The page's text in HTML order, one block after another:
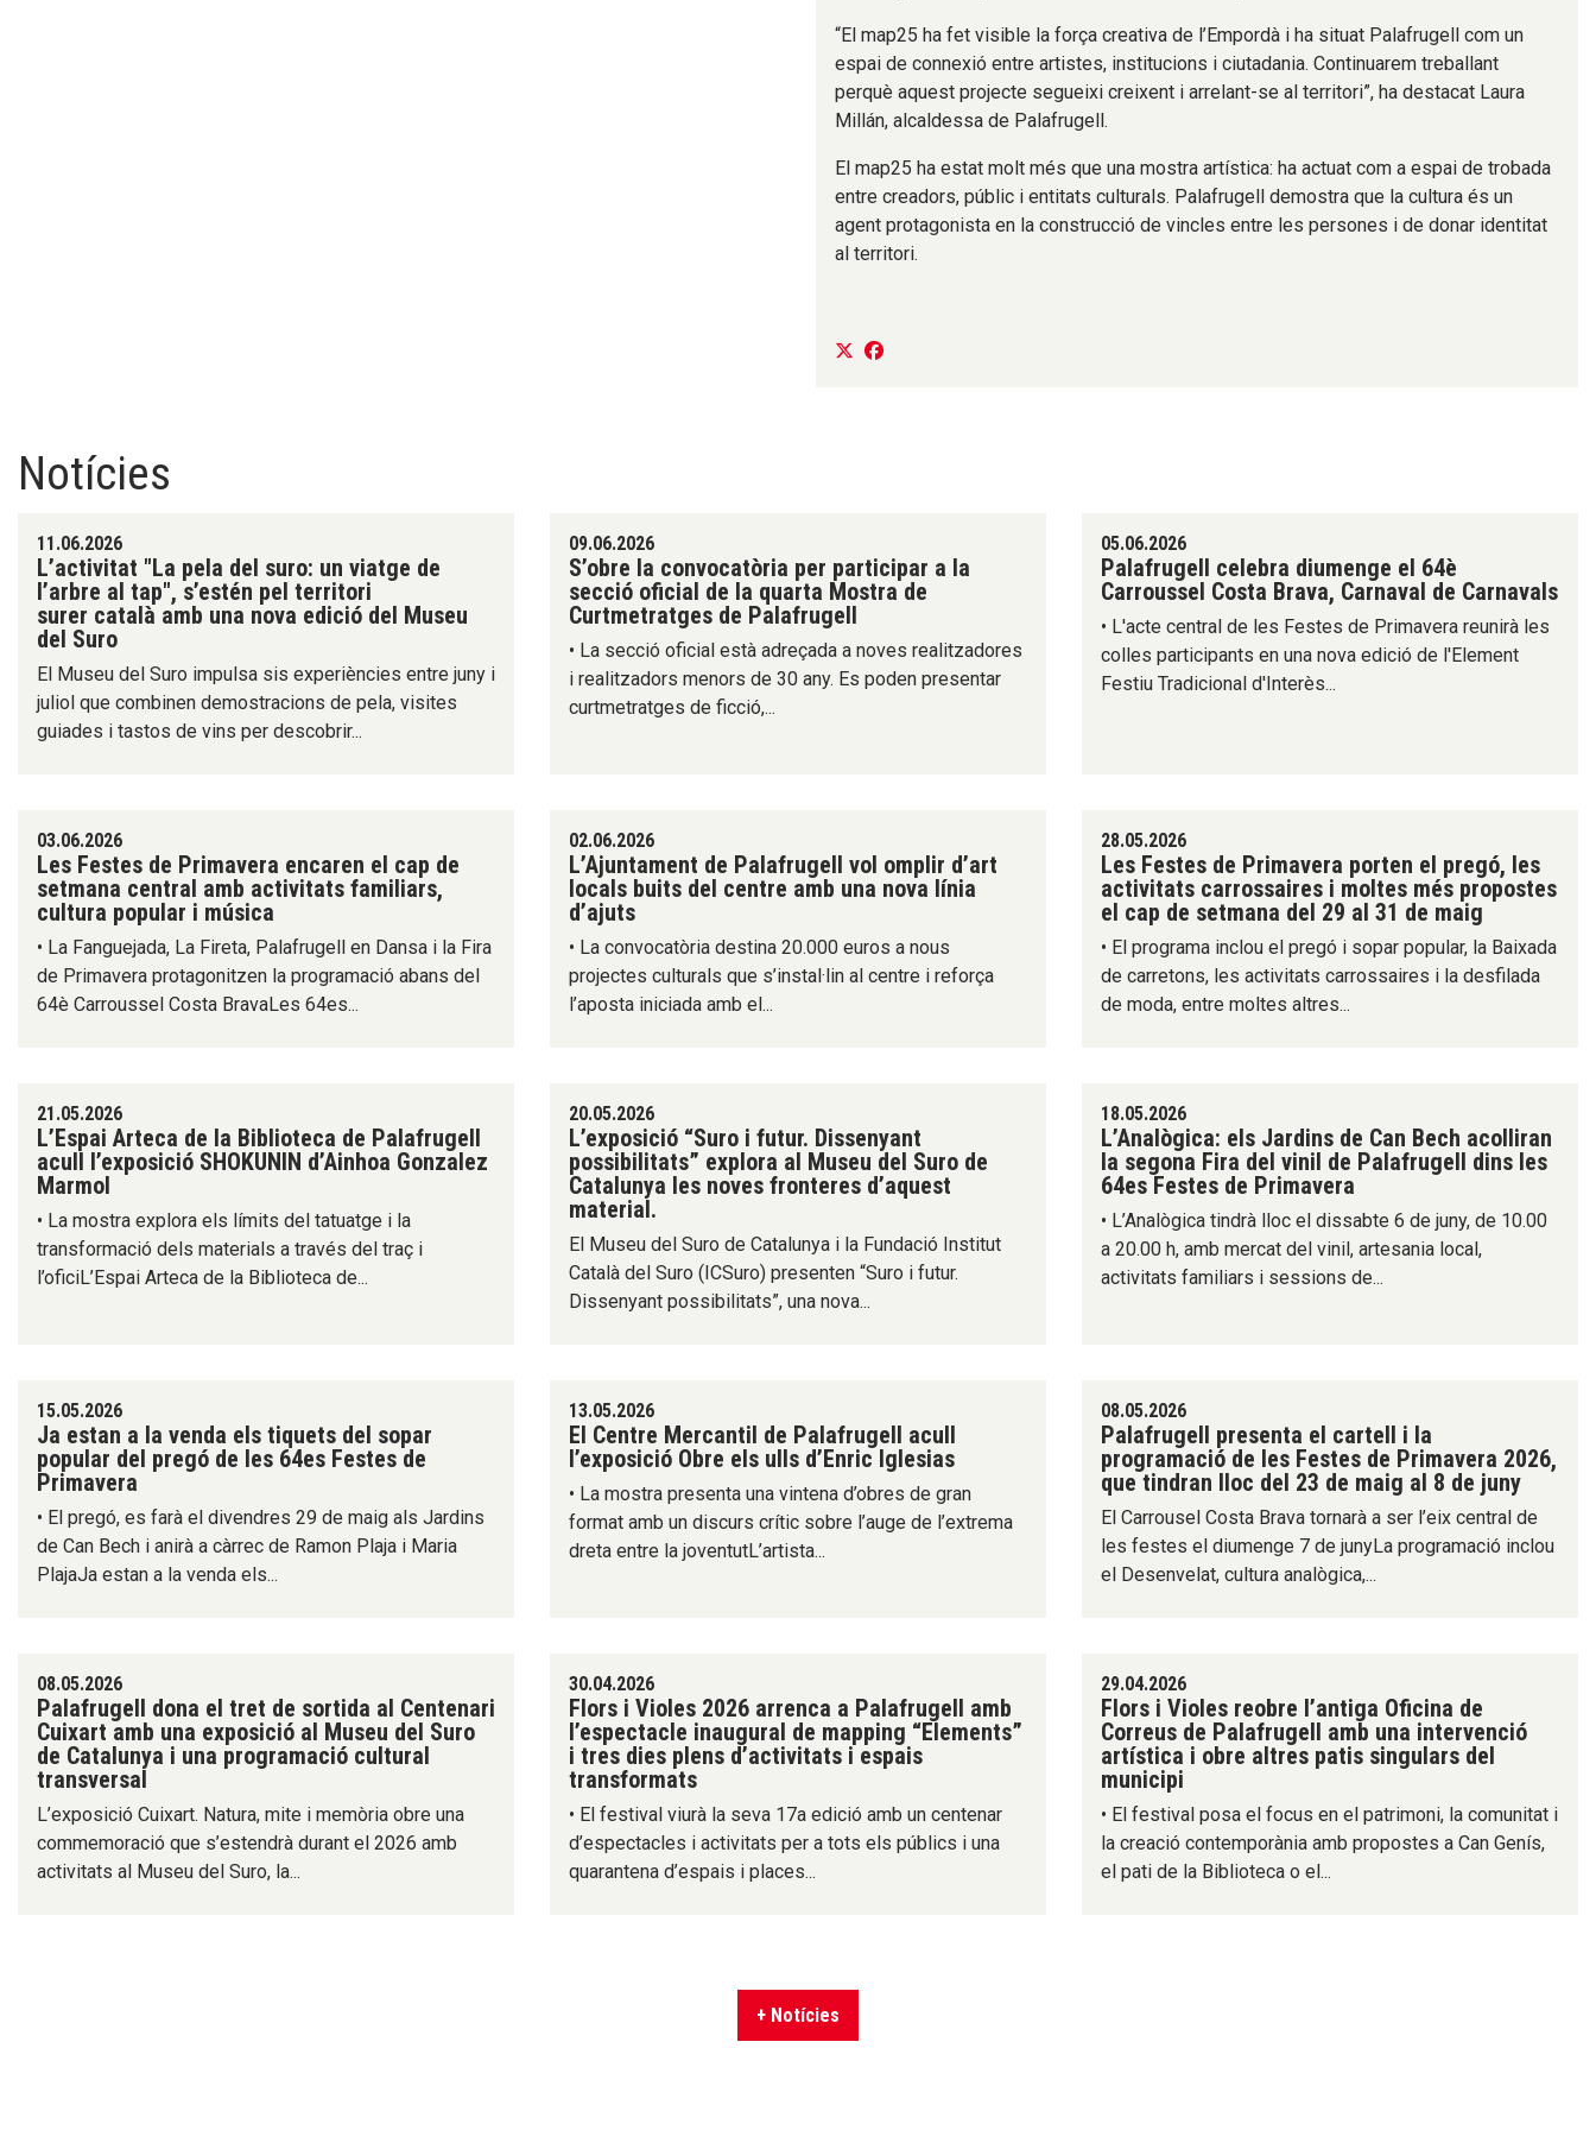
“El map25 ha fet visible la força creativa de l’Empordà i ha situat Palafrugell com un
espai de connexió entre artistes, institucions i ciutadania. Continuarem treballant
perquè aquest projecte segueixi creixent i arrelant-se al territori”, ha destacat Laura
Millán, alcaldessa de Palafrugell.
El map25 ha estat molt més que una mostra artística: ha actuat com a espai de trobada
entre creadors, públic i entitats culturals. Palafrugell demostra que la cultura és un
agent protagonista en la construcció de vincles entre les persones i de donar identitat
al territori.
Notícies
11.06.2026
L’activitat "La pela del suro: un viatge de
l’arbre al tap", s’estén pel territori
surer català amb una nova edició del Museu
del Suro
El Museu del Suro impulsa sis experiències entre juny i
juliol que combinen demostracions de pela, visites
guiades i tastos de vins per descobrir...
09.06.2026
S’obre la convocatòria per participar a la
secció oficial de la quarta Mostra de
Curtmetratges de Palafrugell
• La secció oficial està adreçada a noves realitzadores
i realitzadors menors de 30 any. Es poden presentar
curtmetratges de ficció,...
05.06.2026
Palafrugell celebra diumenge el 64è
Carroussel Costa Brava, Carnaval de Carnavals
• L'acte central de les Festes de Primavera reunirà les
colles participants en una nova edició de l'Element
Festiu Tradicional d'Interès...
03.06.2026
Les Festes de Primavera encaren el cap de
setmana central amb activitats familiars,
cultura popular i música
• La Fanguejada, La Fireta, Palafrugell en Dansa i la Fira
de Primavera protagonitzen la programació abans del
64è Carroussel Costa BravaLes 64es...
02.06.2026
L’Ajuntament de Palafrugell vol omplir d’art
locals buits del centre amb una nova línia
d’ajuts
• La convocatòria destina 20.000 euros a nous
projectes culturals que s’instal·lin al centre i reforça
l’aposta iniciada amb el...
28.05.2026
Les Festes de Primavera porten el pregó, les
activitats carrossaires i moltes més propostes
el cap de setmana del 29 al 31 de maig
• El programa inclou el pregó i sopar popular, la Baixada
de carretons, les activitats carrossaires i la desfilada
de moda, entre moltes altres...
21.05.2026
L’Espai Arteca de la Biblioteca de Palafrugell
acull l’exposició SHOKUNIN d’Ainhoa Gonzalez
Marmol
• La mostra explora els límits del tatuatge i la
transformació dels materials a través del traç i
l’oficiL’Espai Arteca de la Biblioteca de...
20.05.2026
L’exposició “Suro i futur. Dissenyant
possibilitats” explora al Museu del Suro de
Catalunya les noves fronteres d’aquest
material.
El Museu del Suro de Catalunya i la Fundació Institut
Català del Suro (ICSuro) presenten “Suro i futur.
Dissenyant possibilitats”, una nova...
18.05.2026
L’Analògica: els Jardins de Can Bech acolliran
la segona Fira del vinil de Palafrugell dins les
64es Festes de Primavera
• L’Analògica tindrà lloc el dissabte 6 de juny, de 10.00
a 20.00 h, amb mercat del vinil, artesania local,
activitats familiars i sessions de...
15.05.2026
Ja estan a la venda els tiquets del sopar
popular del pregó de les 64es Festes de
Primavera
• El pregó, es farà el divendres 29 de maig als Jardins
de Can Bech i anirà a càrrec de Ramon Plaja i Maria
PlajaJa estan a la venda els...
13.05.2026
El Centre Mercantil de Palafrugell acull
l’exposició Obre els ulls d’Enric Iglesias
• La mostra presenta una vintena d’obres de gran
format amb un discurs crític sobre l’auge de l’extrema
dreta entre la joventutL’artista...
08.05.2026
Palafrugell presenta el cartell i la
programació de les Festes de Primavera 2026,
que tindran lloc del 23 de maig al 8 de juny
El Carrousel Costa Brava tornarà a ser l’eix central de
les festes el diumenge 7 de junyLa programació inclou
el Desenvelat, cultura analògica,...
08.05.2026
Palafrugell dona el tret de sortida al Centenari
Cuixart amb una exposició al Museu del Suro
de Catalunya i una programació cultural
transversal
L’exposició Cuixart. Natura, mite i memòria obre una
commemoració que s’estendrà durant el 2026 amb
activitats al Museu del Suro, la...
30.04.2026
Flors i Violes 2026 arrenca a Palafrugell amb
l’espectacle inaugural de mapping “Elements”
i tres dies plens d’activitats i espais
transformats
• El festival viurà la seva 17a edició amb un centenar
d’espectacles i activitats per a tots els públics i una
quarantena d’espais i places...
29.04.2026
Flors i Violes reobre l’antiga Oficina de
Correus de Palafrugell amb una intervenció
artística i obre altres patis singulars del
municipi
• El festival posa el focus en el patrimoni, la comunitat i
la creació contemporània amb propostes a Can Genís,
el pati de la Biblioteca o el...
+ Notícies